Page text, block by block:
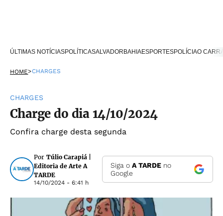
ÚLTIMAS NOTÍCIASPOLÍTICASALVADOR BAHIAESPORTESPOLÍCIAO
HOME>CHARGES
CHARGES
Charge do dia 14/10/2024
Confira charge desta segunda
Por Túlio Carapiá |
Editoria de Arte A
TARDE
14/10/2024 - 6:41 h
Siga o A TARDEno
Google